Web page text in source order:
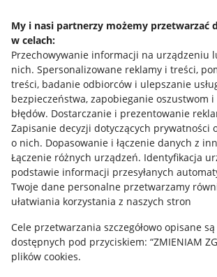
My i nasi partnerzy możemy przetwarzać
w celach:
Przechowywanie informacji na urządzeniu
nich. Spersonalizowane reklamy i treści,
treści, badanie odbiorców i ulepszanie
bezpieczeństwa, zapobieganie oszustwom
błędów. Dostarczanie i prezentowanie
Zapisanie decyzji dotyczących prywatności
o nich. Dopasowanie i łączenie danych z
Łączenie różnych urządzeń. Identyfikacja
podstawie informacji przesyłanych
Twoje dane personalne przetwarzamy
ułatwiania korzystania z naszych stron
Cele przetwarzania szczegółowo opisane
dostępnych pod przyciskiem: “ZMIENIAM
plików cookies.
Allegro Gadane dla sprzedających
Allegro Gadane dla kupujących
Mapa miejscowości
Informacje prawne
Regulamin
Polityka plików "cookies"
Ustawienia plików "cookies"
Udostępnianie lokalizacji
Informacje dla Aktu o Usługach Cyfrowych